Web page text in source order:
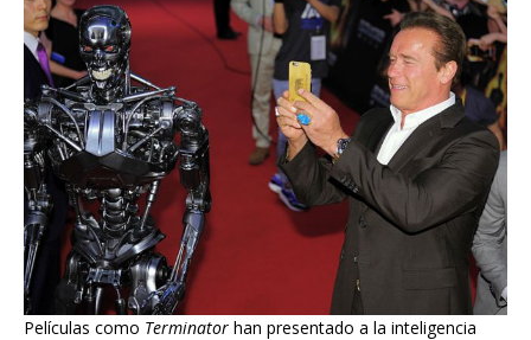
Películas como Terminator han presentado a la inteligencia